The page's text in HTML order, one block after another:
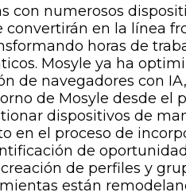
con numerosos
convertirán en la línea
horas de
Mosyle ya ha
de navegadores con
de Mosyle desde el
dispositivos de
en el proceso de
de
de perfiles y
están